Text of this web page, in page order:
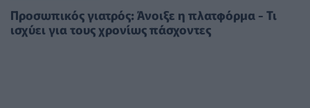
Προσωπικός γιατρός: Άνοιξε η πλατφόρμα - Τι
ισχύει για τους χρονίως πάσχοντες